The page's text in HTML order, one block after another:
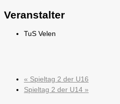
Veranstalter
TuS Velen
« Spieltag 2 der U16
Spieltag 2 der U14 »